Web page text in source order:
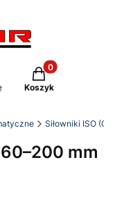
Produkty w
Koszyk
Siłowniki ISO
mm